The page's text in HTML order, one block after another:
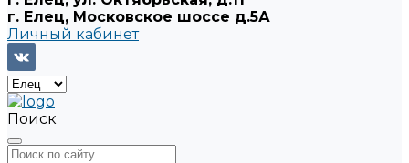
г. Елец, Московское шоссе д.5А
Личный кабинет
Поиск